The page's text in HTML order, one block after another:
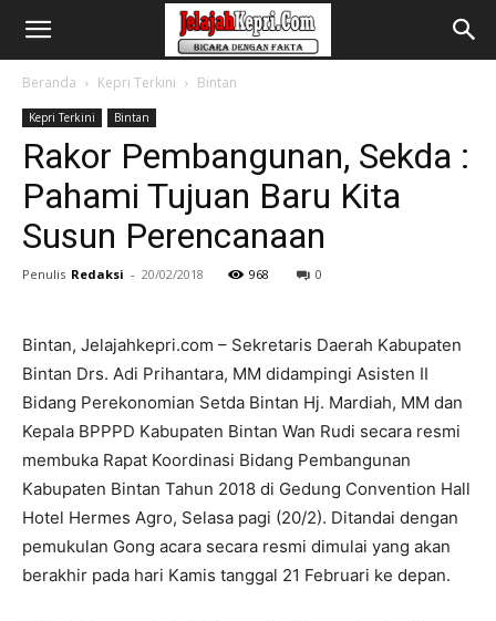
Beranda Kepri Terkini Bintan
Kepri Terkini Bintan
Rakor Pembangunan, Sekda :
Pahami Tujuan Baru Kita
Susun Perencanaan
Penulis Redaksi - 20/02/2018 968 0
Bintan, Jelajahkepri.com – Sekretaris Daerah Kabupaten
Bintan Drs. Adi Prihantara, MM didampingi Asisten II
Bidang Perekonomian Setda Bintan Hj. Mardiah, MM dan
Kepala BPPPD Kabupaten Bintan Wan Rudi secara resmi
membuka Rapat Koordinasi Bidang Pembangunan
Kabupaten Bintan Tahun 2018 di Gedung Convention Hall
Hotel Hermes Agro, Selasa pagi (20/2). Ditandai dengan
pemukulan Gong acara secara resmi dimulai yang akan
berakhir pada hari Kamis tanggal 21 Februari ke depan.